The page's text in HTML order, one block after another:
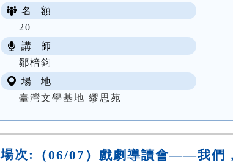
名 額
20
講 師
鄒棓鈞
場 地
臺灣文學基地 繆思苑
場次: （06/07）戲劇導讀會——我們